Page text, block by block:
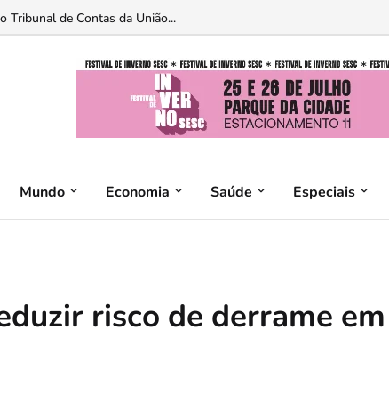
Tribunal de Contas da União...
Mundo Economia Saúde Especiais
risco de derrame em